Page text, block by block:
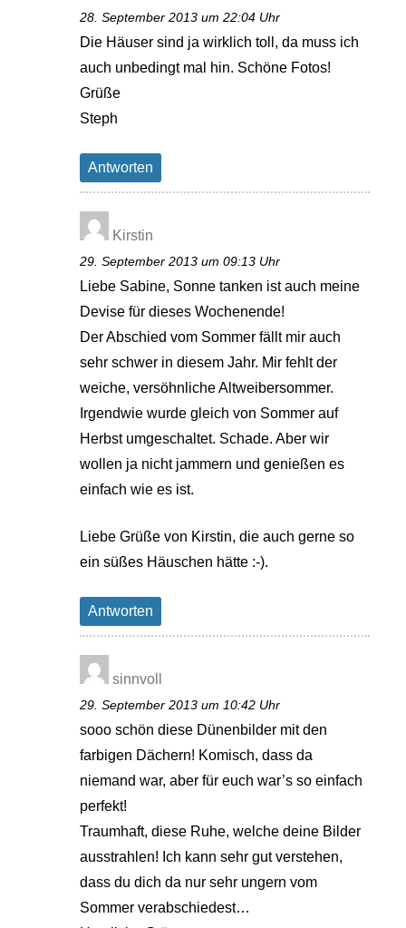
28. September 2013 um 22:04 Uhr
Die Häuser sind ja wirklich toll, da muss ich
auch unbedingt mal hin. Schöne Fotos!
Grüße
Steph
Antworten
Kirstin
29. September 2013 um 09:13 Uhr
Liebe Sabine, Sonne tanken ist auch meine
Devise für dieses Wochenende!
Der Abschied vom Sommer fällt mir auch
sehr schwer in diesem Jahr. Mir fehlt der
weiche, versöhnliche Altweibersommer.
Irgendwie wurde gleich von Sommer auf
Herbst umgeschaltet. Schade. Aber wir
wollen ja nicht jammern und genießen es
einfach wie es ist.
Liebe Grüße von Kirstin, die auch gerne so
ein süßes Häuschen hätte :-).
Antworten
sinnvoll
29. September 2013 um 10:42 Uhr
sooo schön diese Dünenbilder mit den
farbigen Dächern! Komisch, dass da
niemand war, aber für euch war’s so einfach
perfekt!
Traumhaft, diese Ruhe, welche deine Bilder
ausstrahlen! Ich kann sehr gut verstehen,
dass du dich da nur sehr ungern vom
Sommer verabschiedest…